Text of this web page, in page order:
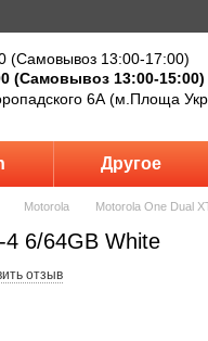
(Самовывоз 13:00-17:00)
(Самовывоз 13:00-15:00)
6А (м.Площа
Другое
Motorola Motorola One Dual
6/64GB White
отзыв